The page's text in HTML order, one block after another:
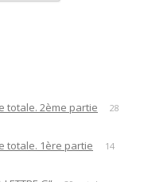
totale. 2ème partie
28
totale. 1ère partie
14